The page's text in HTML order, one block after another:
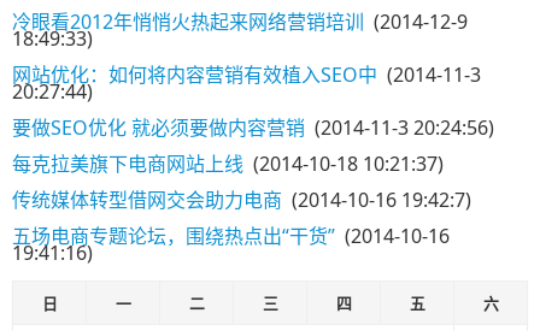
冷眼看2012年悄悄火热起来网络营销培训 (2014-12-9
18:49:33)
网站优化：如何将内容营销有效植入SEO中 (2014-11-3
20:27:44)
要做SEO优化 就必须要做内容营销 (2014-11-3 20:24:56)
每克拉美旗下电商网站上线 (2014-10-18 10:21:37)
传统媒体转型借网交会助力电商 (2014-10-16 19:42:7)
五场电商专题论坛，围绕热点出“干货” (2014-10-16
19:41:16)
日 一 二 三 四 五 六